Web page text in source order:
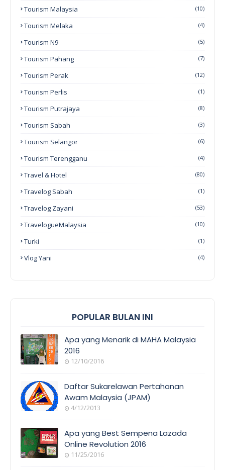
Tourism Malaysia (10)
Tourism Melaka (4)
Tourism N9 (5)
Tourism Pahang (7)
Tourism Perak (12)
Tourism Perlis (1)
Tourism Putrajaya (8)
Tourism Sabah (3)
Tourism Selangor (6)
Tourism Terengganu (4)
Travel & Hotel (80)
Travelog Sabah (1)
Travelog Zayani (53)
TravelogueMalaysia (10)
Turki (1)
Vlog Yani (4)
POPULAR BULAN INI
COVERAGE
Apa yang Menarik di MAHA Malaysia
2016
12/10/2016
AWAM
Daftar Sukarelawan Pertahanan
Awam Malaysia (JPAM)
4/12/2013
Apa yang Best Sempena Lazada
Online Revolution 2016
11/25/2016